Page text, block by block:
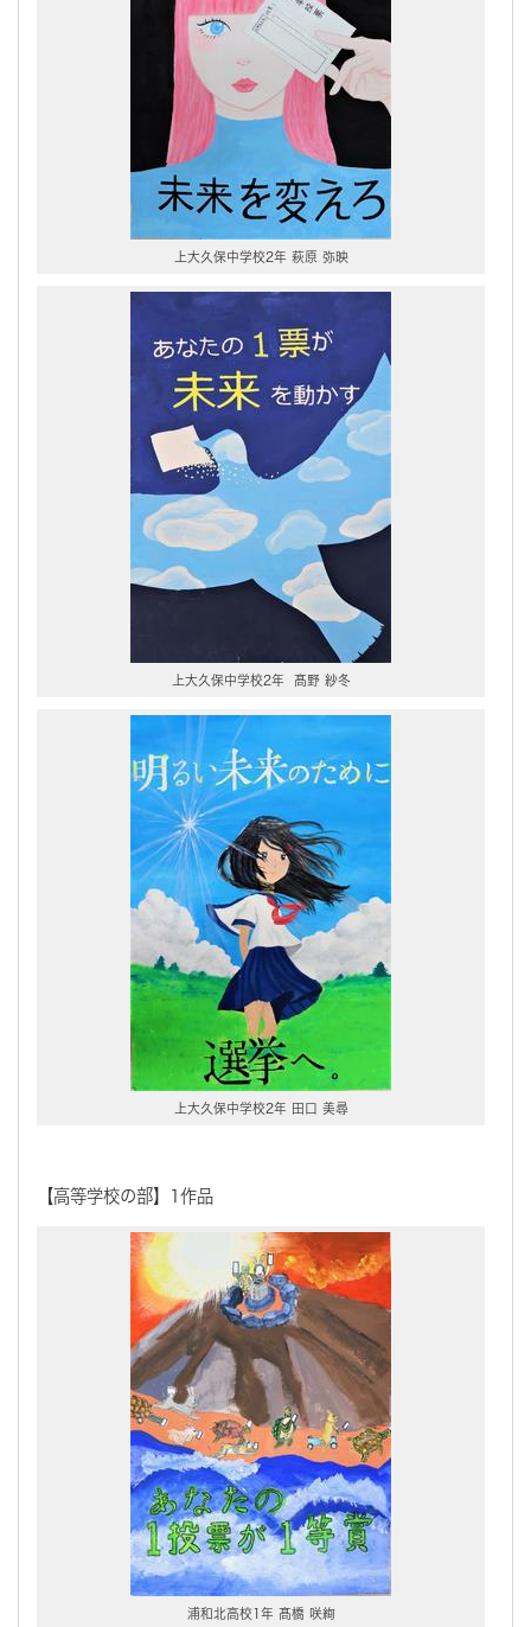
上大久保中学校2年 萩原 弥映
上大久保中学校2年 髙野 紗冬
上大久保中学校2年 田口 美尋
【高等学校の部】1作品
浦和北高校1年 髙橋 咲絢